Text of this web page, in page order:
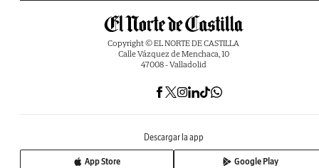
Copyright © EL NORTE DE CASTILLA
Calle Vázquez de Menchaca, 10
47008 - Valladolid
Descargar la app
App Store Google Play